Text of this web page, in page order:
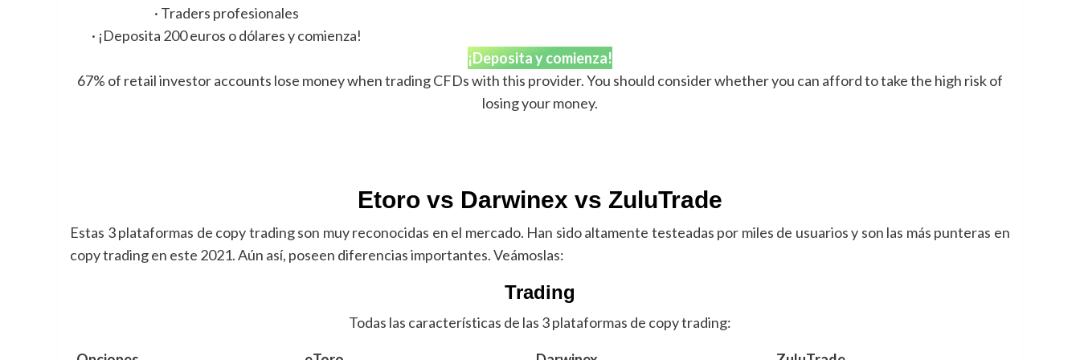
· Traders profesionales
· ¡Deposita 200 euros o dólares y comienza!
¡Deposita y comienza!
67% of retail investor accounts lose money when trading CFDs with this provider. You should consider whether you can afford to take the high risk of
losing your money.
Etoro vs Darwinex vs ZuluTrade
Estas 3 plataformas de copy trading son muy reconocidas en el mercado. Han sido altamente testeadas por miles de usuarios y son las más punteras en
copy trading en este 2021. Aún así, poseen diferencias importantes. Veámoslas:
Trading
Todas las características de las 3 plataformas de copy trading: